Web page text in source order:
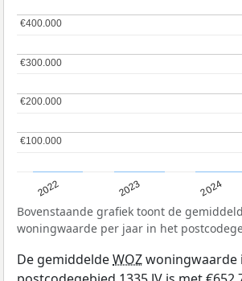
2022 2023 2024
€100.000
€100.000
€200.000
€200.000
€300.000
€300.000
€400.000
€400.000
Bovenstaande grafiek toont de
woningwaarde per jaar in het
De gemiddeldeWOZwoningwaarde